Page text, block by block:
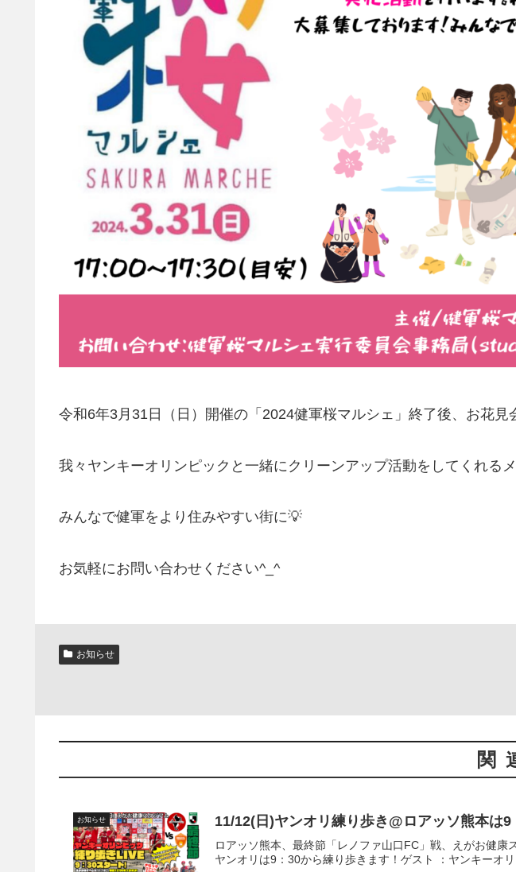
令和6年3月31日（日）開催の「2024健軍桜マルシェ」終了後、お花見
我々ヤンキーオリンピックと一緒にクリーンアップ活動をしてくれる
みんなで健軍をより住みやすい街に💡
お気軽にお問い合わせください^_^
お知らせ
関
お知らせ 11/12(日)ヤンオリ練り歩き@ロアッソ熊本は
ロアッソ熊本、最終節「レノファ山口FC」戦、えがお健
ヤンオリは9：30から練り歩きます！ゲスト ：ヤンキーオ